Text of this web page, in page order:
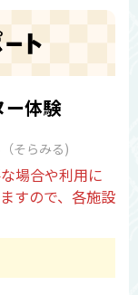
ー体験
そらみる)
場合や利用に
すので、各施設